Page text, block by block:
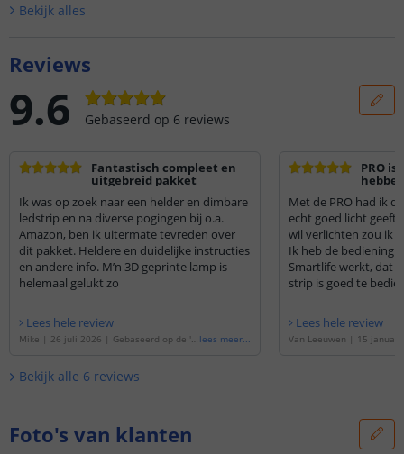
Bekijk alles
Reviews
9.6 Gebaseerd op 6 reviews
Fantastisch compleet en
uitgebreid pakket
Ik was op zoek naar een helder en dimbare
ledstrip en na diverse pogingen bij o.a.
Amazon, ben ik uitermate tevreden over
dit pakket. Heldere en duidelijke instructies
en andere info. M’n 3D geprinte lamp is
helemaal gelukt zo
Lees hele review
Mike | 26 juli 2026 | Gebaseerd op de 5 lees meer...
PRO
Met de PRO had ik
echt goed licht geeft,
wil verlichten zou ik
Ik heb de bediening
Smartlife werkt, dat
strip is goed te
Lees hele review
Van Leeuwen | 15 januari
Bekijk alle 6 reviews
Foto's van klanten